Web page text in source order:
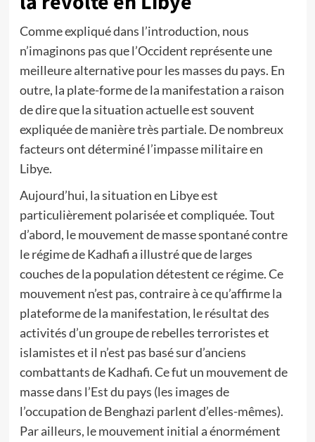
Comme expliqué dans l’introduction, nous
n’imaginons pas que l’Occident représente une
meilleure alternative pour les masses du pays. En
outre, la plate-forme de la manifestation a raison
de dire que la situation actuelle est souvent
expliquée de manière très partiale. De nombreux
facteurs ont déterminé l’impasse militaire en
Libye.
Aujourd’hui, la situation en Libye est
particulièrement polarisée et compliquée. Tout
d’abord, le mouvement de masse spontané contre
le régime de Kadhafi a illustré que de larges
couches de la population détestent ce régime. Ce
mouvement n’est pas, contraire à ce qu’affirme la
plateforme de la manifestation, le résultat des
activités d’un groupe de rebelles terroristes et
islamistes et il n’est pas basé sur d’anciens
combattants de Kadhafi. Ce fut un mouvement de
masse dans l’Est du pays (les images de
l’occupation de Benghazi parlent d’elles-mêmes).
Par ailleurs, le mouvement initial a énormément